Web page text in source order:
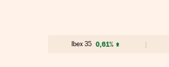
Ibex 35 0,61%